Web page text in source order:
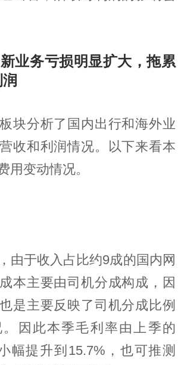
业务亏损明显扩大，拖累
块分析了国内出行和海外业
收和利润情况。以下来看本
用变动情况。
由于收入占比约9成的国内网
本主要由司机分成构成，因
是主要反映了司机分成比例
因此本季毛利率由上季的
幅提升到15.7%，也可推测